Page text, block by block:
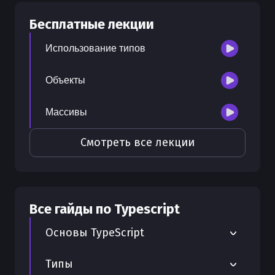
300 бонусных рублей
Бесплатные лекции
Использование типов
Объекты
Массивы
Смотреть все лекции
Все гайды по Typescript
Основы TypeScript
Переменные и константы в TypeScript
Типы